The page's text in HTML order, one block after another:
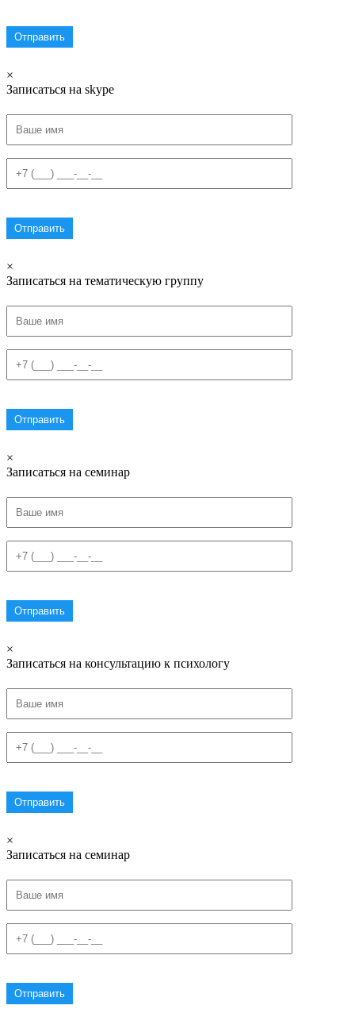
×
Записаться на skype
×
Записаться на тематическую группу
×
Записаться на семинар
×
Записаться на консультацию к психологу
×
Записаться на семинар